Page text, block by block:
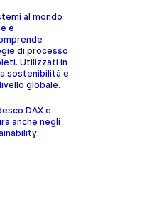
al mondo
e
di processo
Utilizzati in
sostenibilità e
globale.
DAX e
anche negli